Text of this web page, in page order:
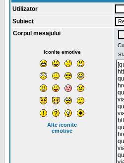
Utilizator
Subiect
Corpul mesajului
Iconite emotive
Alte iconite
emotive